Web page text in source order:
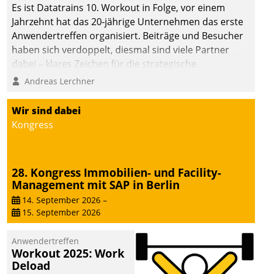
Es ist Datatrains 10. Workout in Folge, vor einem
Jahrzehnt hat das 20-jährige Unternehmen das erste
Anwendertreffen organisiert. Beiträge und Besucher
haben sich verdoppelt, diesmal sind viele Partner
dabei – klares Zeichen für die strategische
Fokussierung auf den Kunden.
Andreas Lerchner
Wir sind dabei
Kongress
28. Kongress Immobilien- und Facility-
Management mit SAP in Berlin
14. September 2026 –
15. September 2026
Anwendertreffen
Workout 2025: Work
Deload